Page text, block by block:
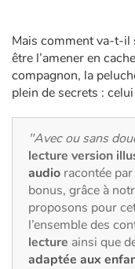
Autour du monde
Apprentissage
Art, espace, activité
Documentaires
En famille
Quotidien et loisirs
Mais comment va-t-il
être l’amener en
compagnon, la
plein de secrets :
"Avec ou sans
lecture version
audio racontée
bonus, grâce à
proposons pour
l’ensemble des
lecture ainsi que
adaptée aux